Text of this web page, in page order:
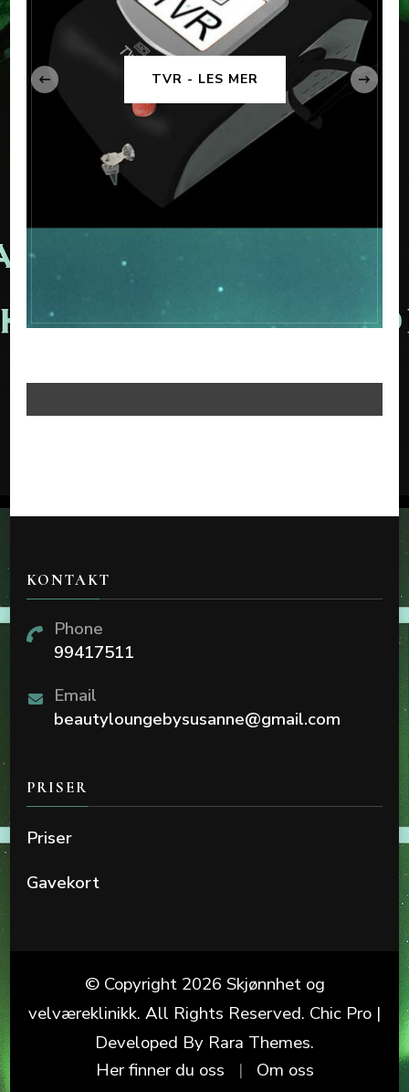
TVR - LES MER
KONTAKT
Phone
99417511
Email
beautyloungebysusanne@gmail.com
PRISER
Priser
Gavekort
© Copyright 2026 Skjønnhet og
velværeklinikk. All Rights Reserved. Chic Pro |
Developed By Rara Themes.
Her finner du oss
Om oss